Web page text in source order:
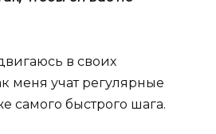
в своих
меня учат регулярные
самого быстрого шага.